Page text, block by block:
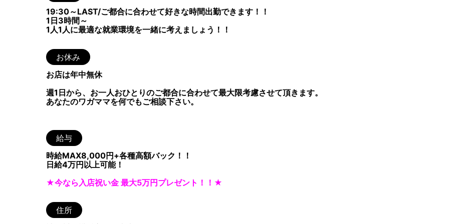
19:30～LAST/ご都合に合わせて好きな時間出勤できます！！
1日3時間～
1人1人に最適な就業環境を一緒に考えましょう！！
お休み
お店は年中無休
週1日から、 お一人おひとりのご都合に合わせて最大限考慮させて頂きます。
あなたのワガママを何でもご相談下さい。
給与
時給MAX8,000円+各種高額バック！！
日給4万円以上可能！
★今なら入店祝い金 最大5万円プレゼント！！★
住所